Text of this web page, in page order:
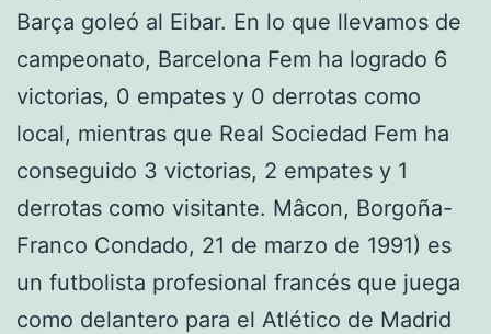
Barça goleó al Eibar. En lo que llevamos de
campeonato, Barcelona Fem ha logrado 6
victorias, 0 empates y 0 derrotas como
local, mientras que Real Sociedad Fem ha
conseguido 3 victorias, 2 empates y 1
derrotas como visitante. Mâcon, Borgoña-
Franco Condado, 21 de marzo de 1991) es
un futbolista profesional francés que juega
como delantero para el Atlético de Madrid